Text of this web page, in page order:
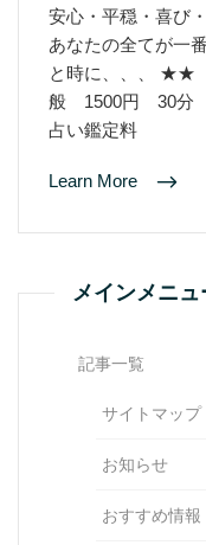
安心・平穏・喜び
あなたの全てが
と時に、、、
般 1500円 30分 （
占い鑑定料
Learn More
メインメニュ
記事一覧
サイトマップ
お知らせ
おすすめ情報